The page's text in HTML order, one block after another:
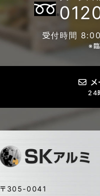
受付時間
※
24
〒305-0041